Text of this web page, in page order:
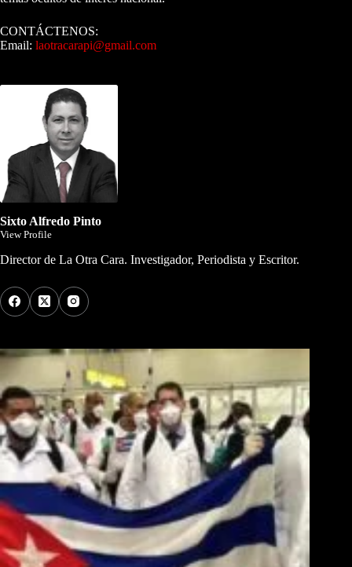
CONTÁCTENOS:
Email: laotracarapi@gmail.com
Sixto Alfredo Pinto
View Profile
Director de La Otra Cara. Investigador, Periodista y Escritor.